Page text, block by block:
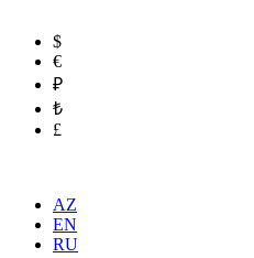
$
€
₽
₺
£
AZ
EN
RU